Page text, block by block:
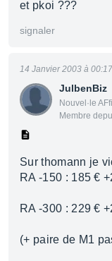
et pkoi ???
signaler
JulbenBiz
Nouvel·le
Membre
14 Janvier 2003 à 00:17
Sur thomann je
RA -150 : 185 €
RA -300 : 229 €
(+ paire de M1